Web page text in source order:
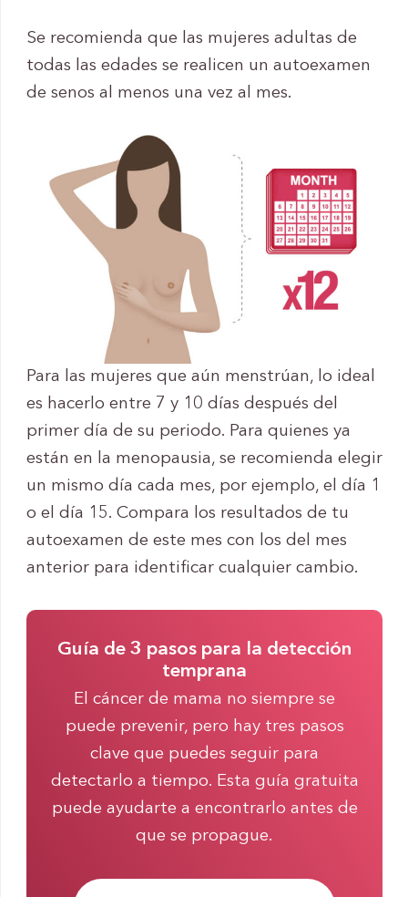
Se recomienda que las mujeres adultas de
todas las edades se realicen un autoexamen
de senos al menos una vez al mes.
Para las mujeres que aún menstrúan, lo ideal
es hacerlo entre 7 y 10 días después del
primer día de su periodo. Para quienes ya
están en la menopausia, se recomienda elegir
un mismo día cada mes, por ejemplo, el día 1
o el día 15. Compara los resultados de tu
autoexamen de este mes con los del mes
anterior para identificar cualquier cambio.
Guía de 3 pasos para la detección
temprana
El cáncer de mama no siempre se
puede prevenir, pero hay tres pasos
clave que puedes seguir para
detectarlo a tiempo. Esta guía gratuita
puede ayudarte a encontrarlo antes de
que se propague.